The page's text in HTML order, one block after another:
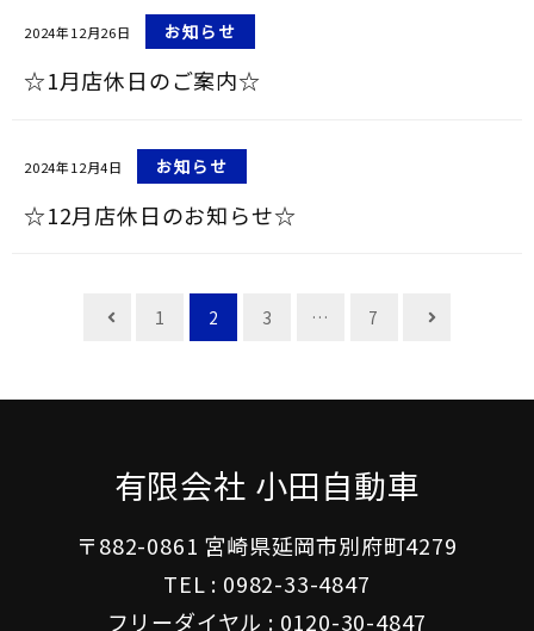
☆1月店休日のご案内☆
2024年12月26日 お知らせ
☆12月店休日のお知らせ☆
2024年12月4日 お知らせ
ナ
1 2 3 … 7
有限会社 小田自動車
〒882-0861 宮崎県延岡市別府町4279
TEL : 0982-33-4847
フリーダイヤル : 0120-30-4847